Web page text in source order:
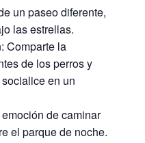
un paseo diferente,
las estrellas.
Comparte la
de los perros y
en un
de caminar
el parque de noche.